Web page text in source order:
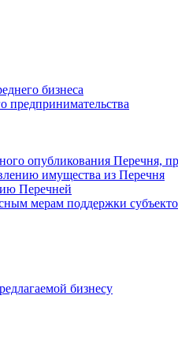
бизнеса
предпринимательства
опубликования Перечня,
имущества из Перечня
Перечней
мерам поддержки
бизнесу